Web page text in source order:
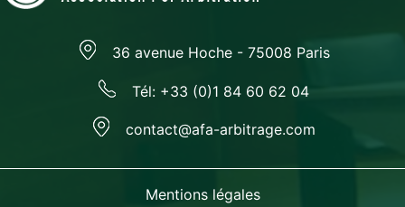
36 avenue Hoche - 75008 Paris
Tél: +33 (0)1 84 60 62 04
contact@afa-arbitrage.com
Mentions légales